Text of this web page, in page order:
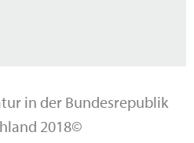
in der Bundesrepublik
2018©